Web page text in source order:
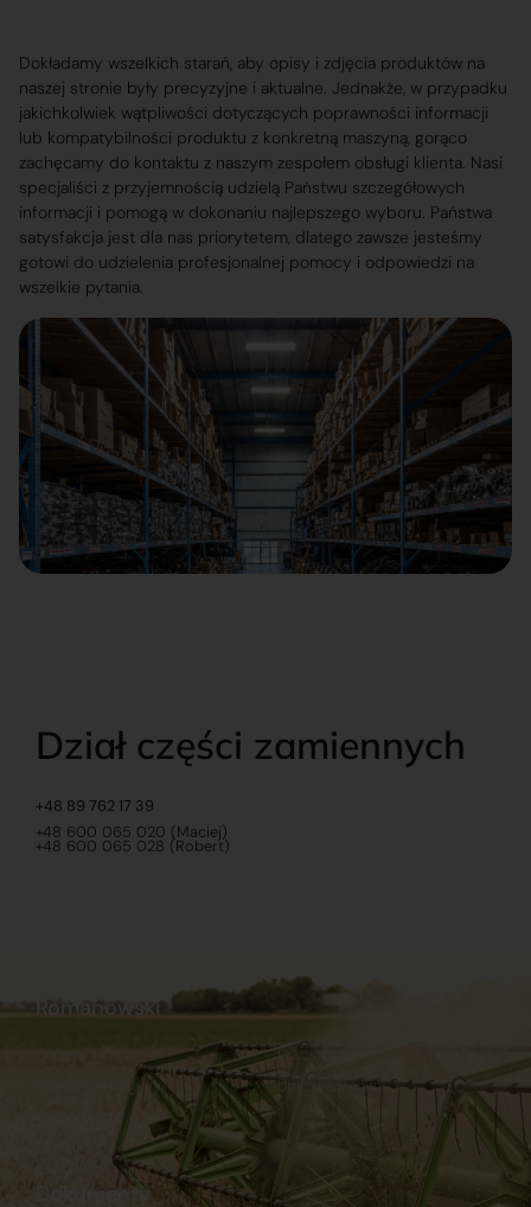
Dokładamy wszelkich starań, aby opisy i zdjęcia produktów na
naszej stronie były precyzyjne i aktualne. Jednakże, w przypadku
jakichkolwiek wątpliwości dotyczących poprawności informacji
lub kompatybilności produktu z konkretną maszyną, gorąco
zachęcamy do kontaktu z naszym zespołem obsługi klienta. Nasi
specjaliści z przyjemnością udzielą Państwu szczegółowych
informacji i pomogą w dokonaniu najlepszego wyboru. Państwa
satysfakcja jest dla nas priorytetem, dlatego zawsze jesteśmy
gotowi do udzielenia profesjonalnej pomocy i odpowiedzi na
wszelkie pytania.
Dział części zamiennych
+48 89 762 17 39
+48 600 065 020 (Maciej)
+48 600 065 028 (Robert)
Dokumenty
Romanowski
Sklep internetowy
Praca
Ubezpieczenia